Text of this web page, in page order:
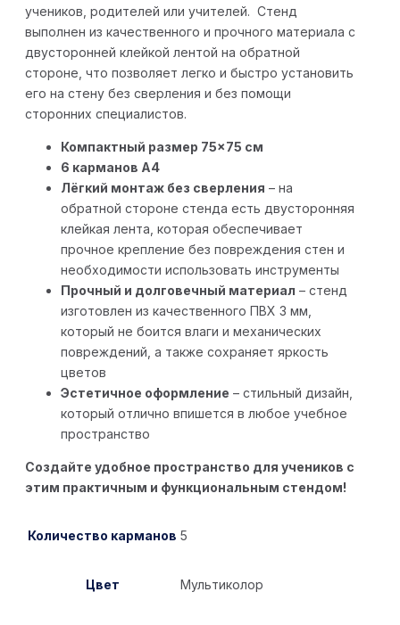
учеников, родителей или учителей. Стенд
выполнен из качественного и прочного материала с
двусторонней клейкой лентой на обратной
стороне, что позволяет легко и быстро установить
его на стену без сверления и без помощи
сторонних специалистов.
Компактный размер 75×75 см
6 карманов А4
Лёгкий монтаж без сверления – на
обратной стороне стенда есть двусторонняя
клейкая лента, которая обеспечивает
прочное крепление без повреждения стен и
необходимости использовать инструменты
Прочный и долговечный материал – стенд
изготовлен из качественного ПВХ 3 мм,
который не боится влаги и механических
повреждений, а также сохраняет яркость
цветов
Эстетичное оформление – стильный дизайн,
который отлично впишется в любое учебное
пространство
Создайте удобное пространство для учеников с
этим практичным и функциональным стендом!
Количество карманов 5
Цвет Мультиколор